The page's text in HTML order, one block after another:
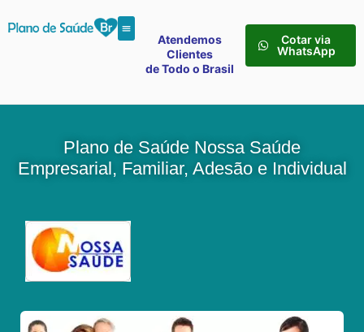
Atendemos
Clientes
de Todo o Brasil
Cotar via
WhatsApp
Plano de Saúde Nossa Saúde
Empresarial, Familiar, Adesão e Individual